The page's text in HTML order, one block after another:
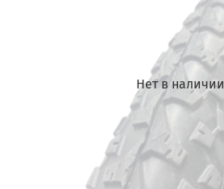
Нет в наличии